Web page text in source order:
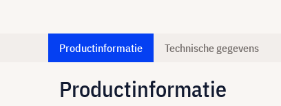
Productinformatie Technische gegevens
Productinformatie